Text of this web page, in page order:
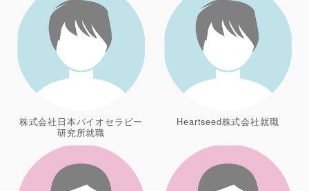
株式会社日本バイオセラピー
研究所就職
Heartseed株式会社就職